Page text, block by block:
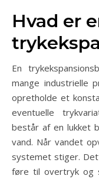
Hvad er
En
mange industrielle
opretholde et
eventuelle
består af en lukket
vand. Når vandet
systemet stiger.
føre til overtryk og